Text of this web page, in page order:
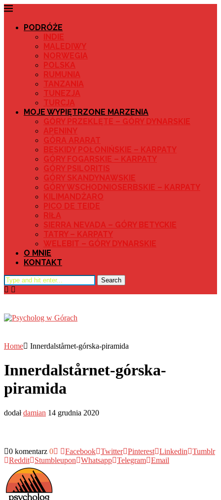
PODRÓŻE
INDIE
MALEDIWY
NORWEGIA
POLSKA
RUMUNIA
TANZANIA
TUNEZJA
TURCJA
MOJE WYPIĘTRZONE MARZENIA
GÓRY PRZEKLĘTE – GÓRY DYNARSKIE
APENINY
GÓRA ARARAT
BESKIDY POŁONIŃSKIE – KARPATY
GÓRY FOGARSKIE – KARPATY
GÓRY PSILORITIS
GÓRY SKANDYNAWSKIE
GÓRY WSCHODNIOSERBSKIE – KARPATY
KILIMANDŻARO
PICO DE TEIDE
RIŁA
SIERRA NEVADA – GÓRY BETYCKIE
TATRY – KARPATY
WELEBIT – GÓRY DYNARSKIE
O MNIE
KONTAKT
Search
Home Innerdalstårnet-górska-piramida
Innerdalstårnet-górska-
piramida
dodałdamian 14 grudnia 2020
0 komentarz 0 Facebook Twitter Pinterest Linkedin
Tumblr
Reddit
Stumbleupon Whatsapp Telegram Email